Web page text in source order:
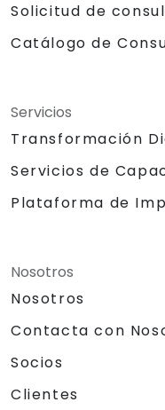
Solicitud de
Catálogo de
Servicios
Transformación
Servicios de
Plataforma de
Nosotros
Nosotros
Contacta con
Socios
Clientes